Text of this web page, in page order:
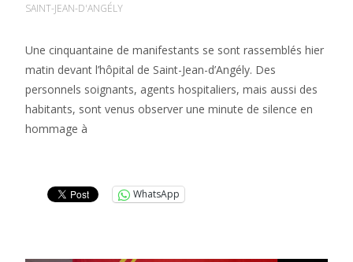
SAINT-JEAN-D'ANGÉLY
Une cinquantaine de manifestants se sont rassemblés hier
matin devant l’hôpital de Saint-Jean-d’Angély. Des
personnels soignants, agents hospitaliers, mais aussi des
habitants, sont venus observer une minute de silence en
hommage à
WhatsApp